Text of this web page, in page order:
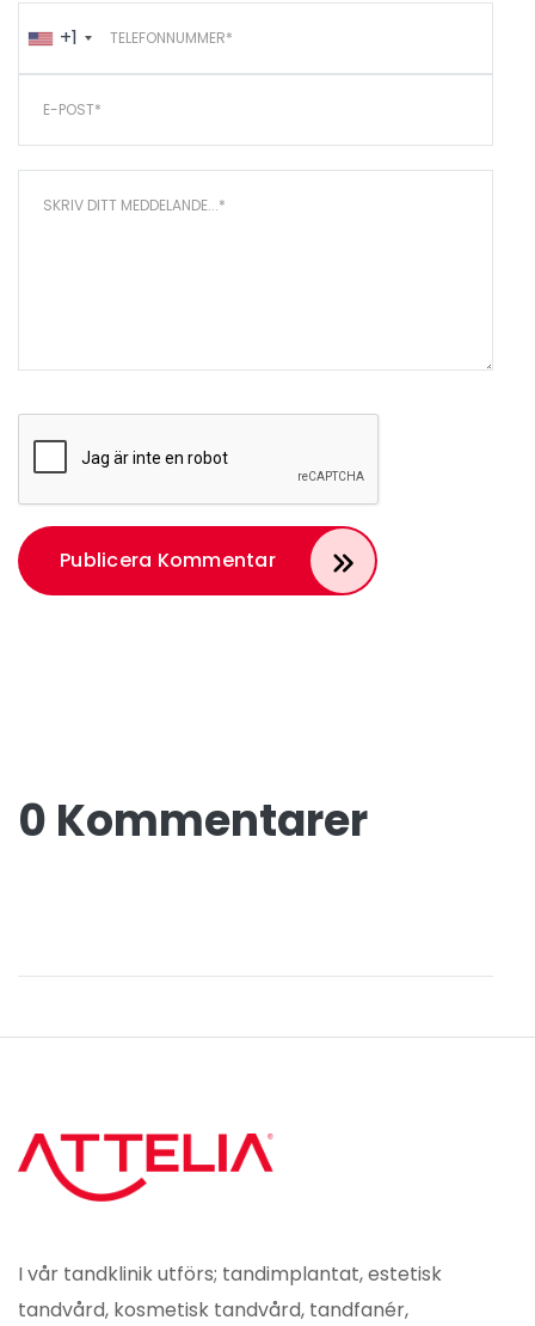
United
States
+1
+1
Publicera Kommentar
0 Kommentarer
I vår tandklinik utförs; tandimplantat, estetisk
tandvård, kosmetisk tandvård, tandfanér,